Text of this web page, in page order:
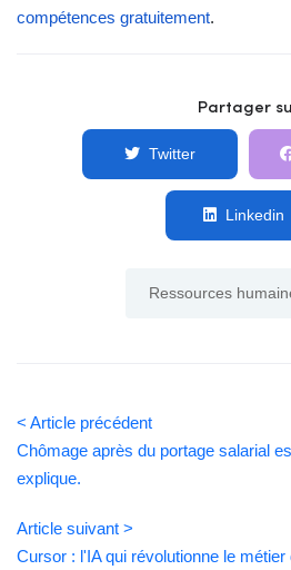
compétences gratuitement.
Partager
Twitter
Linkedin
Ressources
< Article précédent
Chômage après du portage salarial
explique.
Article suivant >
Cursor : l'IA qui révolutionne le métier